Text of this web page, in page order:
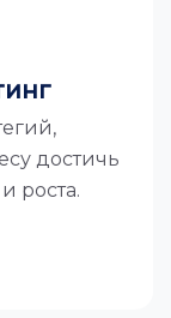
достичь
роста.